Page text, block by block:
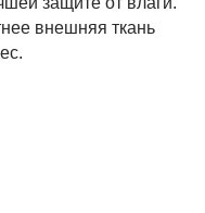
внешняя ткань